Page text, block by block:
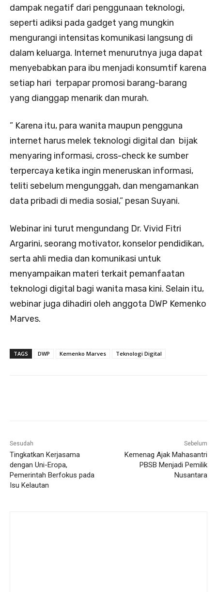
dampak negatif dari penggunaan teknologi,
seperti adiksi pada gadget yang mungkin
mengurangi intensitas komunikasi langsung di
dalam keluarga. Internet menurutnya juga dapat
menyebabkan para ibu menjadi konsumtif karena
setiap hari terpapar promosi barang-barang
yang dianggap menarik dan murah.
” Karena itu, para wanita maupun pengguna
internet harus melek teknologi digital dan bijak
menyaring informasi, cross-check ke sumber
terpercaya ketika ingin meneruskan informasi,
teliti sebelum mengunggah, dan mengamankan
data pribadi di media sosial,” pesan Suyani.
Webinar ini turut mengundang Dr. Vivid Fitri
Argarini, seorang motivator, konselor pendidikan,
serta ahli media dan komunikasi untuk
menyampaikan materi terkait pemanfaatan
teknologi digital bagi wanita masa kini. Selain itu,
webinar juga dihadiri oleh anggota DWP Kemenko
Marves.
TAGS DWP Kemenko Marves Teknologi Digital
Sesudah
Tingkatkan Kerjasama
dengan Uni-Eropa,
Pemerintah Berfokus pada
Isu Kelautan
Sebelum
Kemenag Ajak Mahasantri
PBSB Menjadi Pemilik
Nusantara